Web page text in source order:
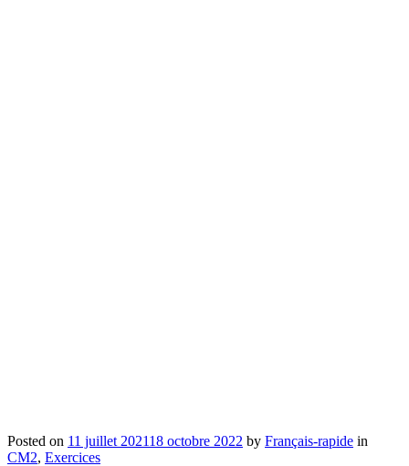
Posted on 11 juillet 202118 octobre 2022 by Français-rapide in
CM2, Exercices